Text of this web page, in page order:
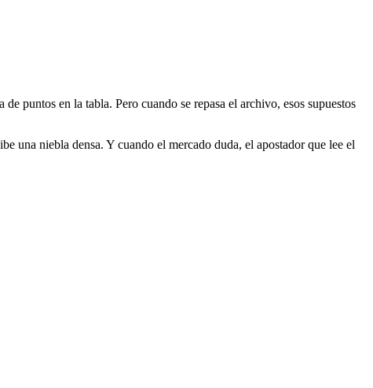
puntos en la tabla. Pero cuando se repasa el archivo, esos supuestos
una niebla densa. Y cuando el mercado duda, el apostador que lee el